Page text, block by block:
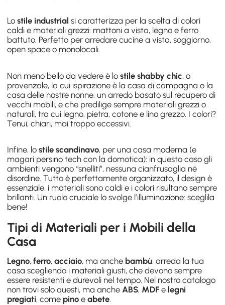
Lostile industrial si caratterizza per la scelta di colori
caldi e materiali grezzi: mattoni a vista, legno e ferro
battuto. Perfetto per arredare cucine a vista, soggiorno,
open space o monolocali.
Non meno bello da vedere è lostile shabby chic, o
provenzale, la cui ispirazione è la casa di campagna o la
casa delle nostre nonne: un arredo basato sul recupero di
vecchi mobili, e che predilige sempre materiali grezzi o
naturali, tra cui legno, pietra, cotone e lino grezzo. I colori?
Tenui, chiari, mai troppo eccessivi.
Infine, lostile scandinavo, per una casa moderna (e
magari persino tech con ladomotica): in questo caso gli
ambienti vengono “snelliti”, nessuna cianfrusaglia né
disordine. Tutto è perfettamente organizzato, il design è
essenziale, i materiali sono caldi e i colori risultano sempre
brillanti. Un ruolo cruciale lo svolge l’illuminazione: sceglila
bene!
Tipi di Materiali per i Mobili della
Casa
Legno,ferro,acciaio, ma anche bambù: arreda la tua
casa scegliendo i materiali giusti, che devono sempre
essere resistenti e durevoli nel tempo. Nel nostro catalogo
non trovi solo questi, ma ancheABS, MDF e legni
pregiati, come pino eabete.